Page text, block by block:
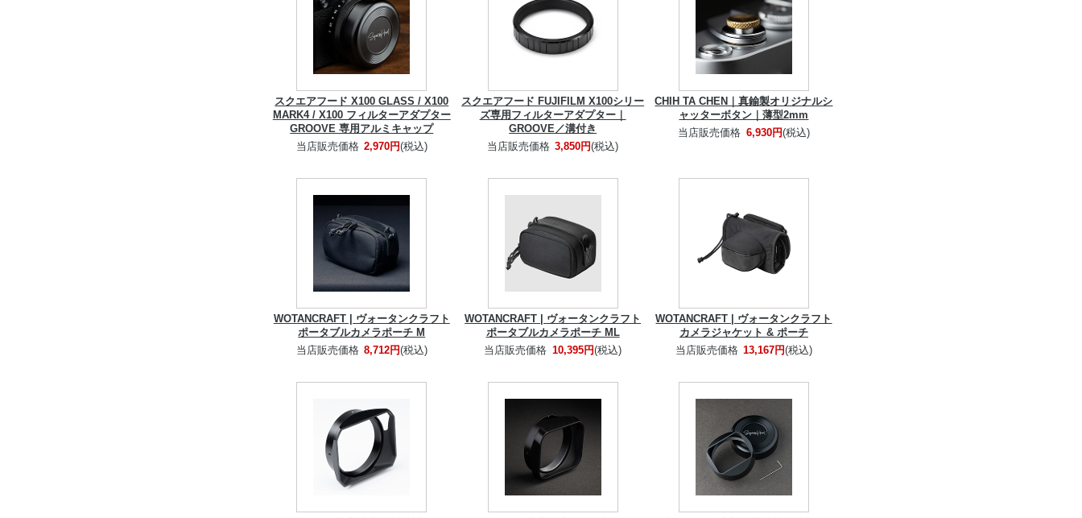
スクエアフード X100 GLASS / X100
MARK4 / X100 フィルターアダプター
GROOVE 専用アルミキャップ
当店販売価格 2,970円(税込)
スクエアフード FUJIFILM X100シリー
ズ専用フィルターアダプター｜
GROOVE／溝付き
当店販売価格 3,850円(税込)
CHIH TA CHEN｜真鍮製オリジナルシ
ャッターボタン｜薄型2mm
当店販売価格 6,930円(税込)
WOTANCRAFT | ヴォータンクラフト
ポータブルカメラポーチ M
当店販売価格 8,712円(税込)
WOTANCRAFT | ヴォータンクラフト
ポータブルカメラポーチ ML
当店販売価格 10,395円(税込)
WOTANCRAFT | ヴォータンクラフト
カメラジャケット & ポーチ
当店販売価格 13,167円(税込)